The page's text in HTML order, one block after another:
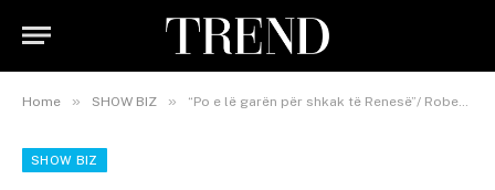
Home » SHOW BIZ » “Po e lë garën për shkak të Renesë”/ Robert Berisha largohet nga Ferma Vip!
SHOW BIZ